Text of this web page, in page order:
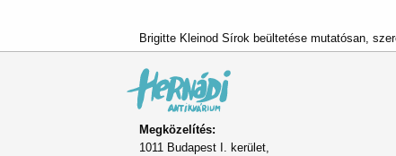
Brigitte Kleinod Sírok beültetése mutatósan,
Megközelítés:
1011 Budapest I. kerület,